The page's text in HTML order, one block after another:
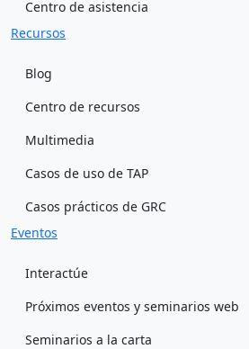
Centro de asistencia
Recursos
Blog
Centro de recursos
Multimedia
Casos de uso de TAP
Casos prácticos de GRC
Eventos
Interactúe
Próximos eventos y seminarios web
Seminarios a la carta